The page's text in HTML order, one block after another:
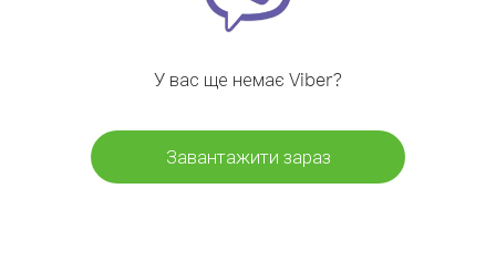
У вас ще немає Viber?
Завантажити зараз